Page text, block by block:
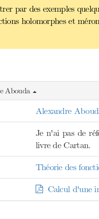
par des exemples
holomorphes et
Abouda
Alexandre
Je n'ai pas de
livre de Cartan.
Théorie des
Calcul d'une